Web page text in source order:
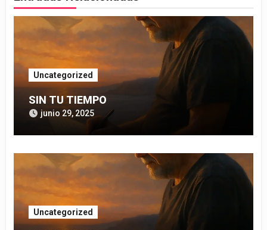
Uncategorized
SIN TU TIEMPO
junio 29, 2025
Uncategorized